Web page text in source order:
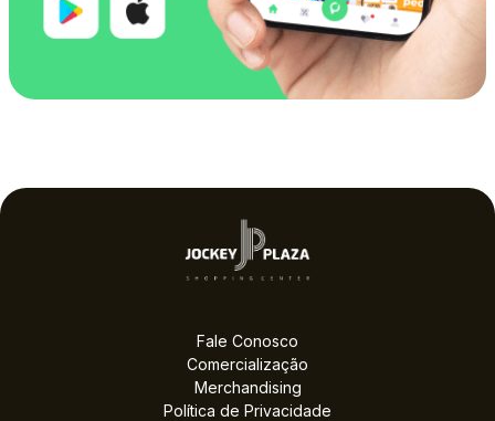
Fale Conosco
Comercialização
Merchandising
Política de Privacidade